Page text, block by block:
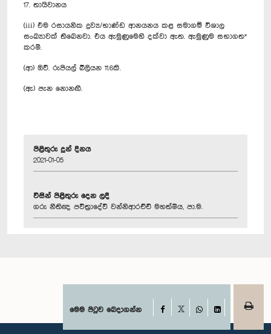
17. තායිවානය
(iii) එම රසායනික ද්‍රව්‍ය/භාණ්ඩ ආනයනය කළ සමාගම් විශාල
සංඛ්‍යාවක් තිබෙනවා. එය ඇමුණුමෙහි දක්වා ඇත. ඇමුණුම සභාගත*
කරමි.
(ආ) ඔව්. රුපියල් බිලියන 11.6කි.
(ඇ) පැන නොනඟී.
පිළිතුරු දුන් දිනය
2021-01-05
විසින් පිළිතුරු දෙන ලදී
ගරු නීතිඥ පවිත්‍රාදේවී වන්නිආරච්චි මහත්මිය, පා.ම.
මෙම පිටුව බෙදාගන්න Facebook
WhatsAppLinkedIn